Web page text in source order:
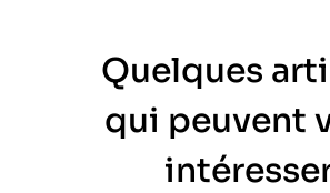
Quelques
qui peuvent